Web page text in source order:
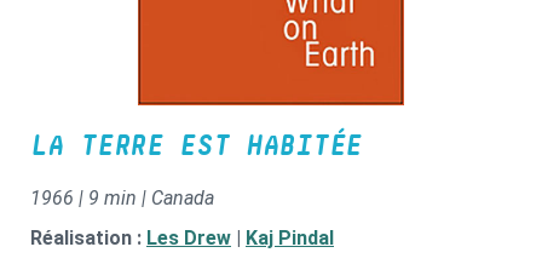
LA TERRE EST HABITÉE
1966 | 9 min | Canada
Réalisation : Les Drew
Kaj Pindal